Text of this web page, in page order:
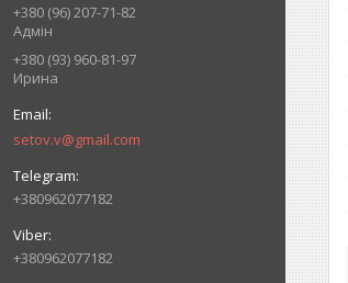
+380 (96) 207-71-82
Адмін
+380 (93) 960-81-97
Ирина
setov.v@gmail.com
+380962077182
+380962077182